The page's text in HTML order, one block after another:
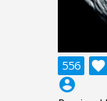
556 
account_circle